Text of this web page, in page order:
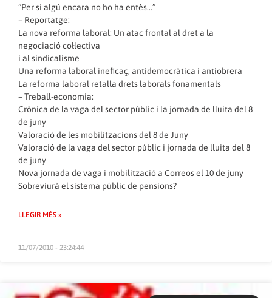
“Per si algú encara no ho ha entès…”
– Reportatge:
La nova reforma laboral: Un atac frontal al dret a la
negociació col·lectiva
i al sindicalisme
Una reforma laboral ineficaç, antidemocràtica i antiobrera
La reforma laboral retalla drets laborals fonamentals
– Treball-economia:
Crònica de la vaga del sector públic i la jornada de lluita del 8
de juny
Valoració de les mobilitzacions del 8 de Juny
Valoració de la vaga del sector públic i jornada de lluita del 8
de juny
Nova jornada de vaga i mobilització a Correos el 10 de juny
Sobreviurà el sistema públic de pensions?
LLEGIR MÉS »
11/07/2010 - 23:24:44